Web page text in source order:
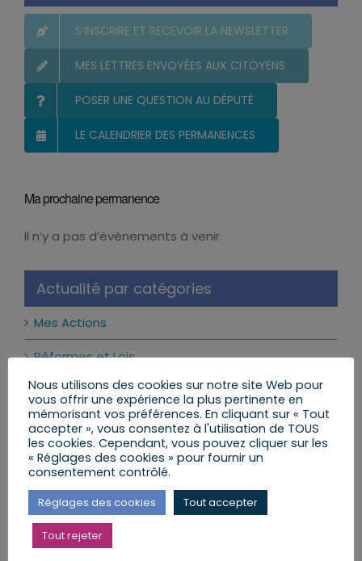
S’INSCRIRE ET RECEVOIR LA NEWSLETTER
MES LETTRES ENVOYÉES AUX CITOYENS
POSER UNE QUESTION AU DÉPUTÉ
LE CALENDRIER DES PERMANENCES
Ma prochaine permanence
Notice
Il n’y a pas d’évènements à venir.
Actualité par catégories
Mes Actions
Réformes et Lois
Mon Agenda
Mes Lettres aux Citoyens
Mes dernières publications
Les réseaux sociaux interdits aux moins de 15 ans
: ce qui change vraiment
Nous utilisons des cookies sur notre site Web pour
vous offrir une expérience la plus pertinente en
mémorisant vos préférences. En cliquant sur « Tout
accepter », vous consentez à l'utilisation de TOUS
les cookies. Cependant, vous pouvez cliquer sur les
« Réglages des cookies » pour fournir un
consentement contrôlé.
Réglages des cookies Tout accepter
Tout rejeter